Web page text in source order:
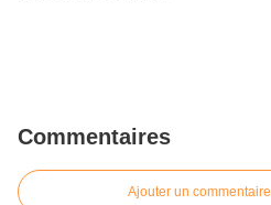
Commentaires
Ajouter un commentaire